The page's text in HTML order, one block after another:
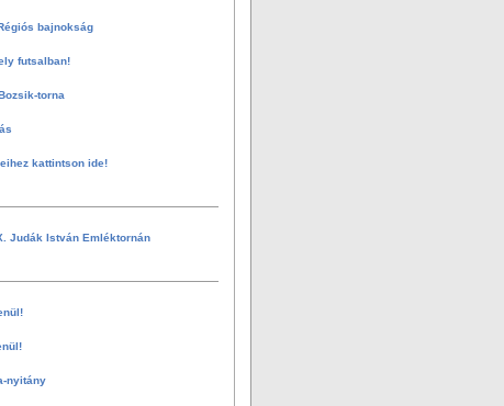
bajnokság
futsalban!
torna
kattintson ide!
Judák István Emléktornán
nyitány